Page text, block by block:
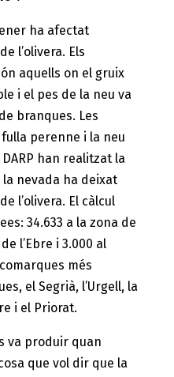
ha afectat
l’olivera. Els
aquells on el gruix
i el pes de la neu va
branques. Les
perenne i la neu
han realitzat la
nevada ha deixat
l’olivera. El càlcul
34.633 a la zona de
l’Ebre i 3.000 al
més
el Segrià, l’Urgell, la
i el Priorat.
va produir quan
que vol dir que la